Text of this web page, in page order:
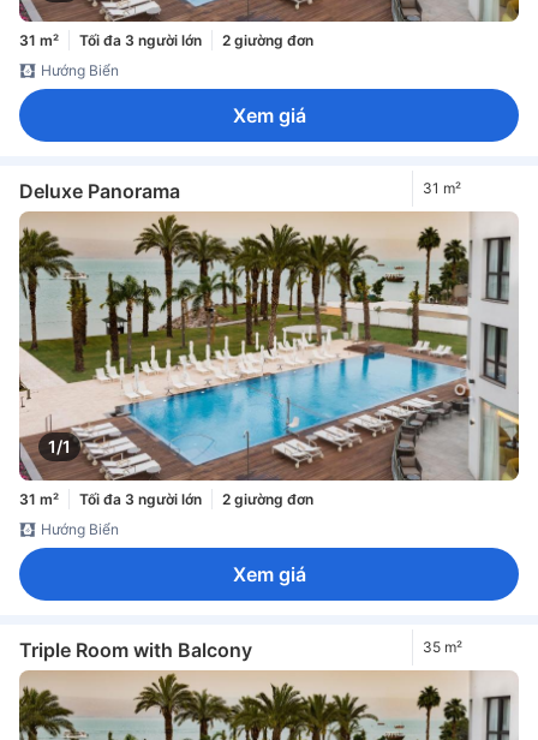
31 m² Tối đa 3 người lớn
2 giường đơn
Hướng Biển
Xem giá
Deluxe Panorama 31 m²
1/1
31 m² Tối đa 3 người lớn
2 giường đơn
Hướng Biển
Xem giá
Triple Room with Balcony 35 m²